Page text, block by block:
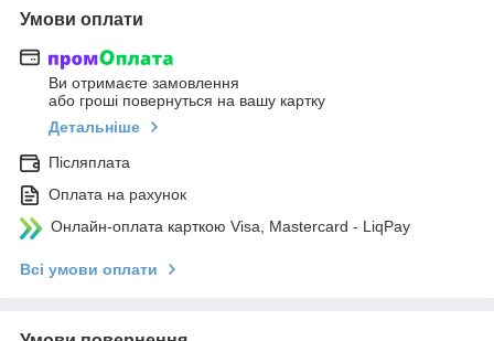
Умови оплати
Ви отримаєте замовлення
або гроші повернуться на вашу картку
Детальніше
Післяплата
Оплата на рахунок
Онлайн-оплата карткою Visa, Mastercard - LiqPay
Всі умови оплати